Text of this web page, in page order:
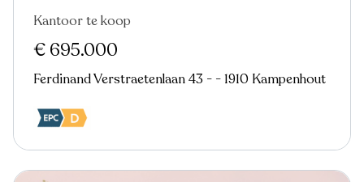
Kantoor te koop
€ 695.000
Ferdinand Verstraetenlaan 43 - - 1910 Kampenhout